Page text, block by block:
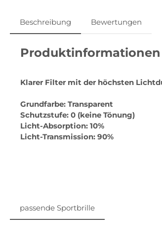
Beschreibung Bewertungen
Produktinformationen
Klarer Filter mit der höchsten
Grundfarbe: Transparent
Schutzstufe: 0 (keine Tönung)
Licht-Absorption: 10%
Licht-Transmission: 90%
passende Sportbrille